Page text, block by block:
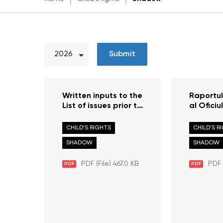
Submit
Written inputs to the
List of issues prior to
(Contribuții scrise la
Lista de probleme
înainte de
PDF PDF (File) 467.0 KB
CHILD’S RIGHTS
SHADOW
al
la
PDF PDF
CHILD’S
SHADOW